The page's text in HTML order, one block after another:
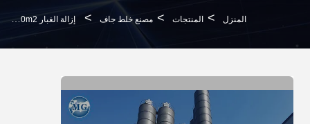
المنزل > المنتجات > مصنع خلط جاف > إزالة الغبار 200m2 مصنع خلط جاف 440V آلة لصق هاون البلاط